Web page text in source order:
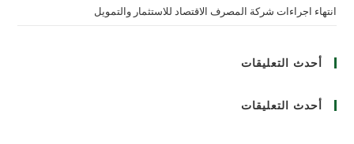
انتهاء اجراءات شركة المصرف الاقتصاد للاستثمار والتمويل
أحدث التعليقات
أحدث التعليقات